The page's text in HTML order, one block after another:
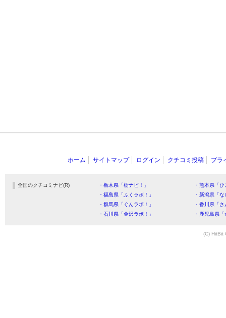
ホーム サイトマップ ログイン クチコミ投稿 プラ
全国のクチコミナビ(R) ・栃木県「栃ナビ！」
・熊本県「
・福島県「ふくラボ！」
・新潟県「
・群馬県「ぐんラボ！」
・香川県「
・石川県「金沢ラボ！」
・鹿児島県
(C) HitBit